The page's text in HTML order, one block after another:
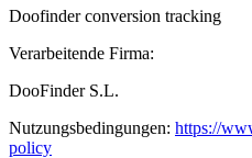
Doofinder conversion tracking
Verarbeitende Firma:
DooFinder S.L.
Nutzungsbedingungen: https://
policy